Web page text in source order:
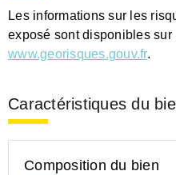
Les informations sur les
exposé sont disponibles sur
www.georisques.gouv.fr.
Caractéristiques du
Composition du bien